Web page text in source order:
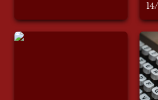
Chirone come figura